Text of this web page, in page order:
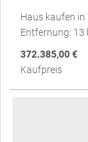
Haus kaufen
Entfernung: 13
372.385,00 €
Kaufpreis